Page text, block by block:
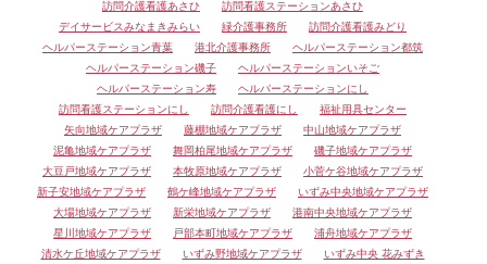
訪問介護看護あさひ
訪問看護ステーションあさひ
デイサービスみなまきみらい
緑介護事務所
訪問介護看護みどり
ヘルパーステーション青葉
港北介護事務所
ヘルパーステーション都筑
ヘルパーステーション磯子
ヘルパーステーションいそご
ヘルパーステーション寿
ヘルパーステーションにし
訪問看護ステーションにし
訪問介護看護にし
福祉用具センター
矢向地域ケアプラザ
藤棚地域ケアプラザ
中山地域ケアプラザ
泥亀地域ケアプラザ
舞岡柏尾地域ケアプラザ
磯子地域ケアプラザ
大豆戸地域ケアプラザ
本牧原地域ケアプラザ
小菅ケ谷地域ケアプラザ
新子安地域ケアプラザ
鶴ケ峰地域ケアプラザ
いずみ中央地域ケアプラザ
大場地域ケアプラザ
新栄地域ケアプラザ
港南中央地域ケアプラザ
星川地域ケアプラザ
戸部本町地域ケアプラザ
浦舟地域ケアプラザ
清水ケ丘地域ケアプラザ
いずみ野地域ケアプラザ いずみ中央 花みずき